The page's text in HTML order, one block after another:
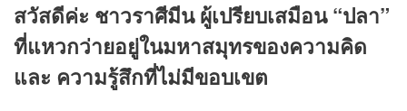
สวัสดีค่ะ ชาวราศีมีน ผู้เปรียบเสมือน “ปลา”
ที่แหวกว่ายอยู่ในมหาสมุทรของความคิด
และ ความรู้สึกที่ไม่มีขอบเขต